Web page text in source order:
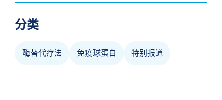
分类
酶替代疗法 免疫球蛋白 特别报道